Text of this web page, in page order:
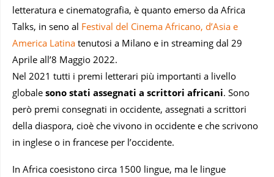
letteratura e cinematografia, è quanto emerso da Africa
Talks, in seno al Festival del Cinema Africano, d’Asia e
America Latina tenutosi a Milano e in streaming dal 29
Aprile all’8 Maggio 2022.
Nel 2021 tutti i premi letterari più importanti a livello
globale sono stati assegnati a scrittori africani. Sono
però premi consegnati in occidente, assegnati a scrittori
della diaspora, cioè che vivono in occidente e che scrivono
in inglese o in francese per l’occidente.
In Africa coesistono circa 1500 lingue, ma le lingue